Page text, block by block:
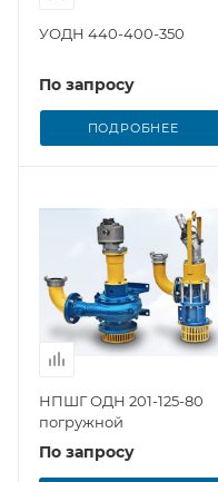
УОДН 440-400-350
По запросу
ПОДРОБНЕЕ
НПШГ ОДН 201-125-80
погружной
По запросу